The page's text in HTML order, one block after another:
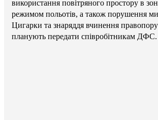
використання повітряного простору в
режимом польотів, а також порушення
Цигарки та знаряддя вчинення
планують передати співробітникам ДФС.